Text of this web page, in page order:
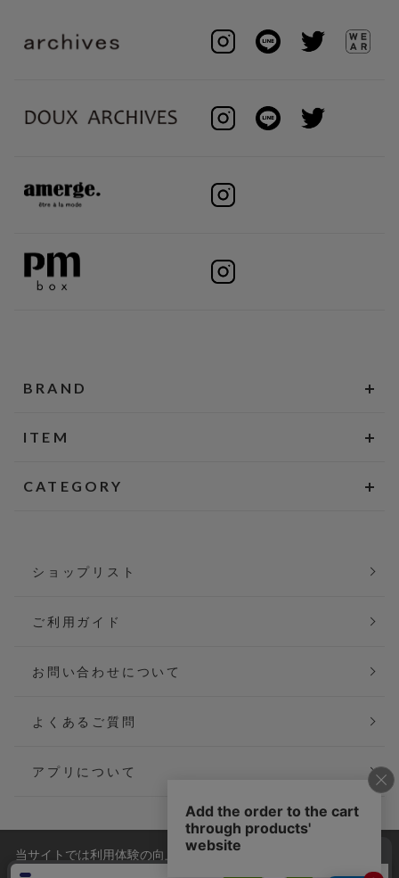
BRAND
ITEM
CATEGORY
ショップリスト
ご利用ガイド
お問い合わせについて
よくあるご質問
アプリについて
会社概要
当サイトでは利用体験の向上およびコンテンツの最適な提供、ト
ラフィックの分析を目的としてCookieを使用しています。